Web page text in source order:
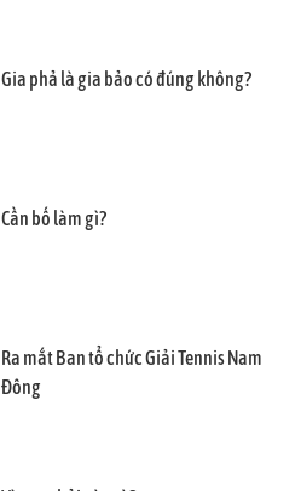
Gia phả là gia bảo có đúng không?
Cần bố làm gì?
Ra mắt Ban tổ chức Giải Tennis Nam
Đông